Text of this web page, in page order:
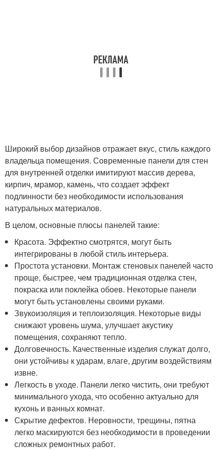
Широкий выбор дизайнов отражает вкус, стиль каждого
владельца помещения. Современные панели для стен
для внутренней отделки имитируют массив дерева,
кирпич, мрамор, камень, что создает эффект
подлинности без необходимости использования
натуральных материалов.
В целом, основные плюсы панелей такие:
Красота. Эффектно смотрятся, могут быть
интегрированы в любой стиль интерьера.
Простота установки. Монтаж стеновых панелей часто
проще, быстрее, чем традиционная отделка стен,
покраска или поклейка обоев. Некоторые панели
могут быть установлены своими руками.
Звукоизоляция и теплоизоляция. Некоторые виды
снижают уровень шума, улучшает акустику
помещения, сохраняют тепло.
Долговечность. Качественные изделия служат долго,
они устойчивы к ударам, влаге, другим воздействиям
извне.
Легкость в уходе. Панели легко чистить, они требуют
минимального ухода, что особенно актуально для
кухонь и ванных комнат.
Скрытие дефектов. Неровности, трещины, пятна
легко маскируются без необходимости в проведении
сложных ремонтных работ.